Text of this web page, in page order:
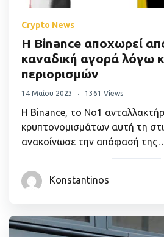
Crypto News
Η Binance αποχωρεί
καναδική αγορά λόγω
περιορισμών
14 Μαΐου 2023 1361 Views
Η Binance, το Νο1
κρυπτονομισμάτων αυτή τη
ανακοίνωσε την απόφασή
Konstantinos